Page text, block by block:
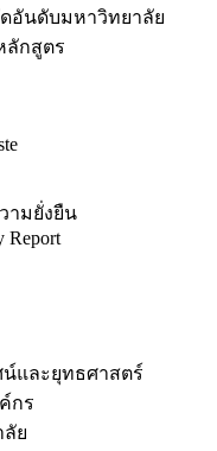
อันดับมหาวิทยาลัย
ลักสูตร
ามยั่งยืน
Report
และยุทธศาสตร์
กร
ย